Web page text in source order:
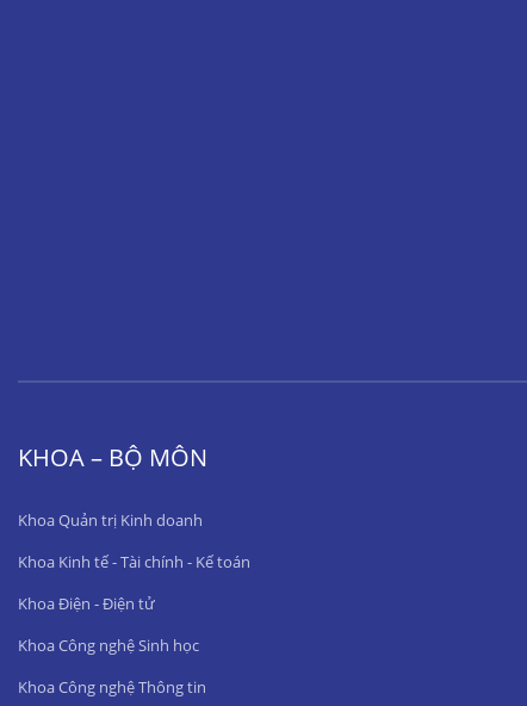
KHOA – BỘ MÔN
Khoa Quản trị Kinh doanh
Khoa Kinh tế - Tài chính - Kế toán
Khoa Điện - Điện tử
Khoa Công nghệ Sinh học
Khoa Công nghệ Thông tin